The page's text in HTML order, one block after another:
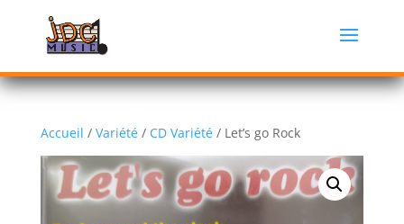
Accueil / Variété/ CD Variété/ Let’s go Rock